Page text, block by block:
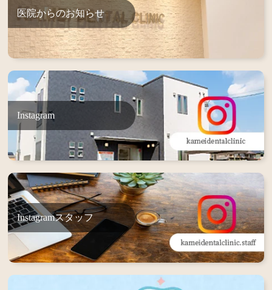
医院からのお知らせ
Instagram
Instagramスタッフ